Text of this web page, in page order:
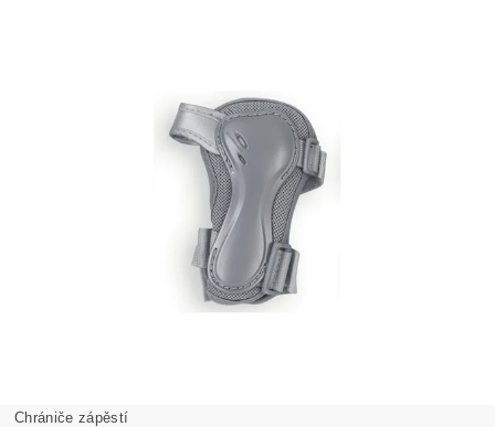
Chrániče zápěstí